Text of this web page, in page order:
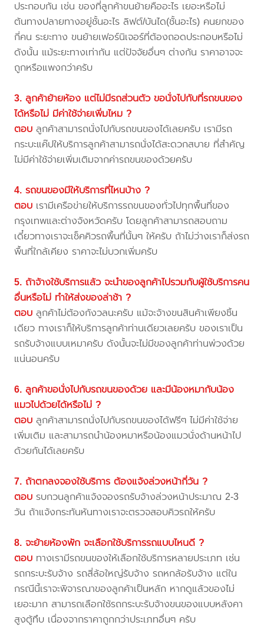
ประกอบกัน เช่น ของที่ลูกค้าขนย้ายคืออะไร เยอะหรือไม่
ต้นทางปลายทางอยู่ชั้นอะไร ลิฟต์/บันได(ชั้นอะไร) คนยกของ
กี่คน ระยะทาง ขนย้ายเฟอร์นิเจอร์ที่ต้องถอดประกอบหรือไม่
ดังนั้น แม้ระยะทางเท่ากัน แต่ปัจจัยอื่นๆ ต่างกัน ราคาอาจจะ
ถูกหรือแพงกว่าครับ
3. ลูกค้าย้ายห้อง แต่ไม่มีรถส่วนตัว ขอนั่งไปกับที่รถขนของ
ได้หรือไม่ มีค่าใช้จ่ายเพิ่มไหม ?
ตอบ ลูกค้าสามารถนั่งไปกับรถขนของได้เลยครับ เรามีรถ
กระบะแค๊ปให้บริการลูกค้าสามารถนั่งได้สะดวกสบาย ที่สำคัญ
ไม่มีค่าใช้จ่ายเพิ่มเติมจากค่ารถขนของด้วยครับ
4. รถขนของมีให้บริการที่ไหนบ้าง ?
ตอบ เรามีเครือข่ายให้บริการรถขนของทั่วไปทุกพื้นที่ของ
กรุงเทพและต่างจังหวัดครับ โดยลูกค้าสามารถสอบถาม
เดี๋ยวทางเราจะเช็คคิวรถพื้นที่นั้นๆ ให้ครับ ถ้าไม่ว่างเราก็ส่งรถ
พื้นที่ใกล้เคียง ราคาจะไม่บวกเพิ่มครับ
5. ถ้าจ้างใช้บริการแล้ว จะนำของลูกค้าไปรวมกับผู้ใช้บริการคน
อื่นหรือไม่ ทำให้ส่งของล่าช้า ?
ตอบ ลูกค้าไม่ต้องกังวลนะครับ แม้จะจ้างขนสินค้าเพียงชิ้น
เดียว ทางเราก็ให้บริการลูกค้าท่านเดียวเลยครับ ของเราเป็น
รถรับจ้างแบบเหมาครับ ดังนั้นจะไม่มีของลูกค้าท่านพ่วงด้วย
แน่นอนครับ
6. ลูกค้าขอนั่งไปกับรถขนของด้วย และมีน้องหมากับน้อง
แมวไปด้วยได้หรือไม่ ?
ตอบ ลูกค้าสามารถนั่งไปกับรถขนของได้ฟรีๆ ไม่มีค่าใช้จ่าย
เพิ่มเติม และสามารถนำน้องหมาหรือน้องแมวนั่งด้านหน้าไป
ด้วยกันได้เลยครับ
7. ถ้าตกลงจองใช้บริการ ต้องแจ้งล่วงหน้ากี่วัน ?
ตอบ รบกวนลูกค้าแจ้งจองรถรับจ้างล่วงหน้าประมาณ 2-3
วัน ถ้าแจ้งกระทันหันทางเราจะตรวจสอบคิวรถให้ครับ
8. จะย้ายห้องพัก จะเลือกใช้บริการรถแบบไหนดี ?
ตอบ ทางเรามีรถขนของให้เลือกใช้บริการหลายประเภท เช่น
รถกระบะรับจ้าง รถสี่ล้อใหญ่รับจ้าง รถหกล้อรับจ้าง แต่ใน
กรณีนี้เราจะพิจารณาของลูกค้าเป็นหลัก หากดูแล้วของไม่
เยอะมาก สามารถเลือกใช้รถกระบะรับจ้างขนของแบบหลังคา
สูงตู้ทึบ เนื่องจากราคาถูกกว่าประเภทอื่นๆ ครับ